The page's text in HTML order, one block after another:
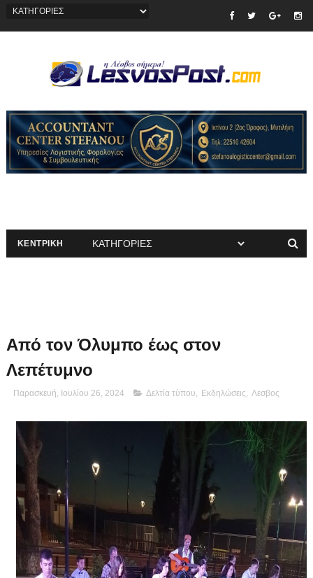
ΚΕΝΤΡΙΚΗ
Από τον Όλυμπο έως στον
Λεπέτυμνο
Παρασκευή, Ιουλίου 26, 2024 Δελτία τύπου Εκδηλώσεις Λεσβος